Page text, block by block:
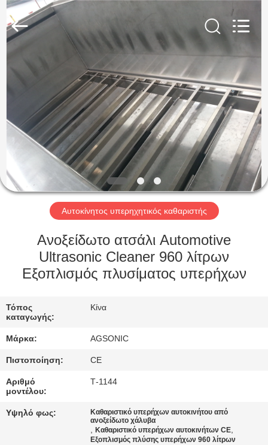
ΣΠΊΤΙ
ΠΡΟΪΌΝΤΑ
ΕΜΦΆΝΙΣΗ
VR
ΠΕΡΊΠΟΥ
ΕΜΕΊΣ
ΓΎΡΟΣ
ΕΡΓΟΣΤΑΣΊΩΝ
ΠΟΙΟΤΙΚΌΣ
ΈΛΕΓΧΟΣ
ΜΑΣ
ΕΛΆΤΕ
ΣΕ
AG
Sonic
Technology
limited.
Rights
Αυτοκίνητος υπερηχητικός καθαριστής
Ανοξείδωτο ατσάλι Automotive
Ultrasonic Cleaner 960 λίτρων
Εξοπλισμός πλυσίματος υπερήχων
Τόπος
καταγωγής:
Κίνα
Μάρκα: AGSONIC
Πιστοποίηση: CE
Αριθμό
μοντέλου:
Τ-1144
Υψηλό φως:
Καθαριστικό υπερήχων αυτοκινήτου από
ανοξείδωτο χάλυβα
,Καθαριστικό υπερήχων αυτοκινήτων CE,
Εξοπλισμός πλύσης υπερήχων 960 λίτρων